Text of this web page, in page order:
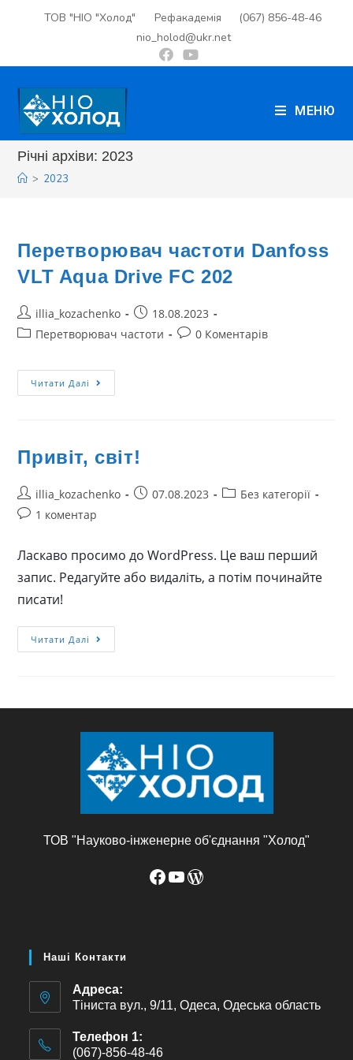
ТОВ "НІО "Холод" Рефакадемія
(067) 856-48-46
nio_holod@ukr.net
МЕНЮ
Річні архіви: 2023
> 2023
Перетворювач частоти Danfoss
VLT Aqua Drive FC 202
illia_kozachenko
18.08.2023
Перетворювач частоти
0 Коментарів
Читати Далі
Привіт, світ!
illia_kozachenko 07.08.2023
Без категорії
1 коментар
Ласкаво просимо до WordPress. Це ваш перший
запис. Редагуйте або видаліть, а потім починайте
писати!
Читати Далі
ТОВ "Науково-інженерне об'єднання "Холод"
Наші Контакти
Адреса:
Тіниста вул., 9/11, Одеса, Одеська область
Телефон 1:
(067)-856-48-46